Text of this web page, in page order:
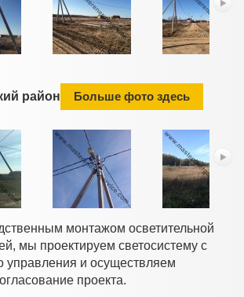
район Больше фото здесь
монтажом осветительной
мы проектируем светосистему с
управления и осуществляем
проекта.